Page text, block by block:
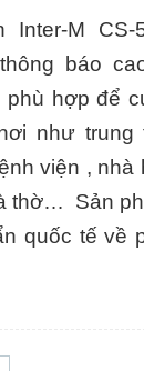
Inter-M
báo
phù hợp để
như trung
viện , nhà
thờ… Sản
quốc tế về